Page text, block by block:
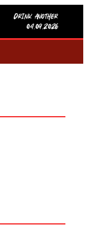
Drink another
04.09.2026